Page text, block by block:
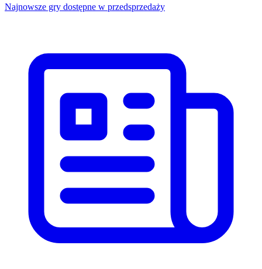
Najnowsze gry dostępne w przedsprzedaży